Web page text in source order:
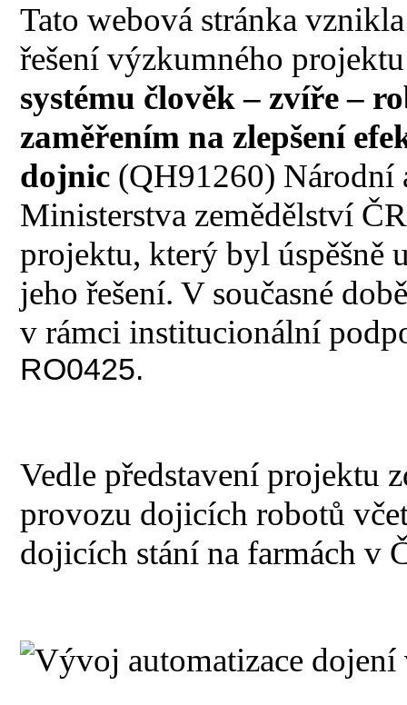
Tato webová stránka
řešení výzkumného
systému člověk – zvíře –
zaměřením na zlepšení
dojnic (QH91260) Národní
Ministerstva zemědělství
projektu, který byl úspěšně
jeho řešení. V současné
v rámci institucionální
RO0425.
Vedle představení projektu
provozu dojicích robotů
dojicích stání na farmách v